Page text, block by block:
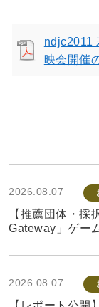
ndjc2011
映会開催
2026.08.07
【推薦団体・
Gateway」ゲー
2026.08.07